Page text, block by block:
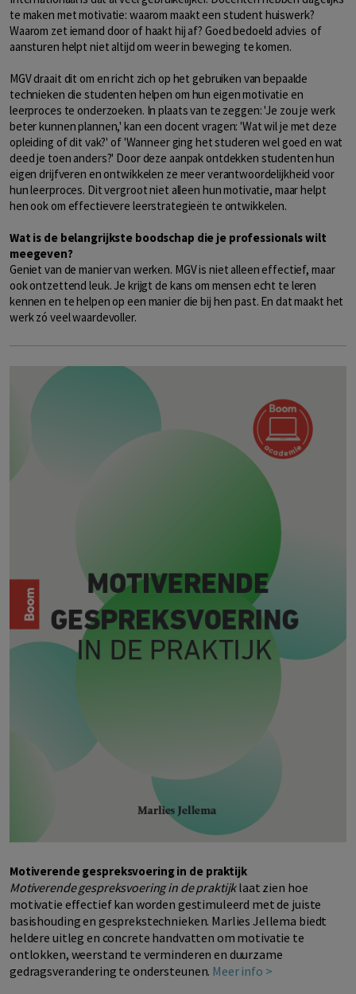
te maken met motivatie: waarom maakt een student huiswerk?
Waarom zet iemand door of haakt hij af? Goed bedoeld advies of
aansturen helpt niet altijd om weer in beweging te komen.
MGV draait dit om en richt zich op het gebruiken van bepaalde
technieken die studenten helpen om hun eigen motivatie en
leerproces te onderzoeken. In plaats van te zeggen: 'Je zou je werk
beter kunnen plannen,' kan een docent vragen: 'Wat wil je met deze
opleiding of dit vak?' of 'Wanneer ging het studeren wel goed en wat
deed je toen anders?' Door deze aanpak ontdekken studenten hun
eigen drijfveren en ontwikkelen ze meer verantwoordelijkheid voor
hun leerproces. Dit vergroot niet alleen hun motivatie, maar helpt
hen ook om effectievere leerstrategieën te ontwikkelen.
Wat is de belangrijkste boodschap die je professionals wilt
meegeven?
Geniet van de manier van werken. MGV is niet alleen effectief, maar
ook ontzettend leuk. Je krijgt de kans om mensen echt te leren
kennen en te helpen op een manier die bij hen past. En dat maakt het
werk zó veel waardevoller.
Motiverende gespreksvoering in de praktijk
Motiverende gespreksvoering in de praktijklaat zien hoe
motivatie effectief kan worden gestimuleerd met de juiste
basishouding en gesprekstechnieken. Marlies Jellema biedt
heldere uitleg en concrete handvatten om motivatie te
ontlokken, weerstand te verminderen en duurzame
gedragsverandering te ondersteunen. Meer info >